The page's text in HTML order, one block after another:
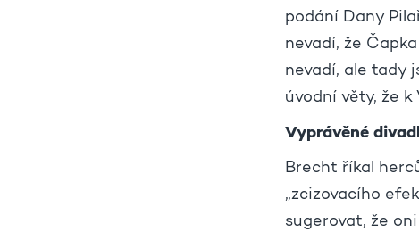
podání Dany
nevadí, že
nevadí, ale tady
úvodní věty, že
Vyprávěné
Brecht říkal
„zcizovacího
sugerovat, že